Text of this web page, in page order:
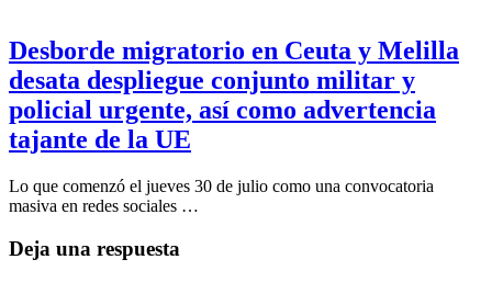
Desborde migratorio en Ceuta y Melilla
desata despliegue conjunto militar y
policial urgente, así como advertencia
tajante de la UE
Lo que comenzó el jueves 30 de julio como una convocatoria
masiva en redes sociales …
Deja una respuesta